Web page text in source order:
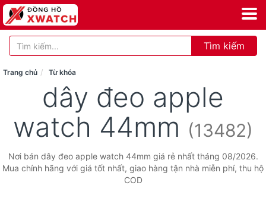
Tìm kiếm
Trang chủ Từ khóa
dây đeo apple
watch 44mm (13482)
Nơi bán dây đeo apple watch 44mm giá rẻ nhất tháng 08/2026.
Mua chính hãng với giá tốt nhất, giao hàng tận nhà miễn phí, thu hộ
COD